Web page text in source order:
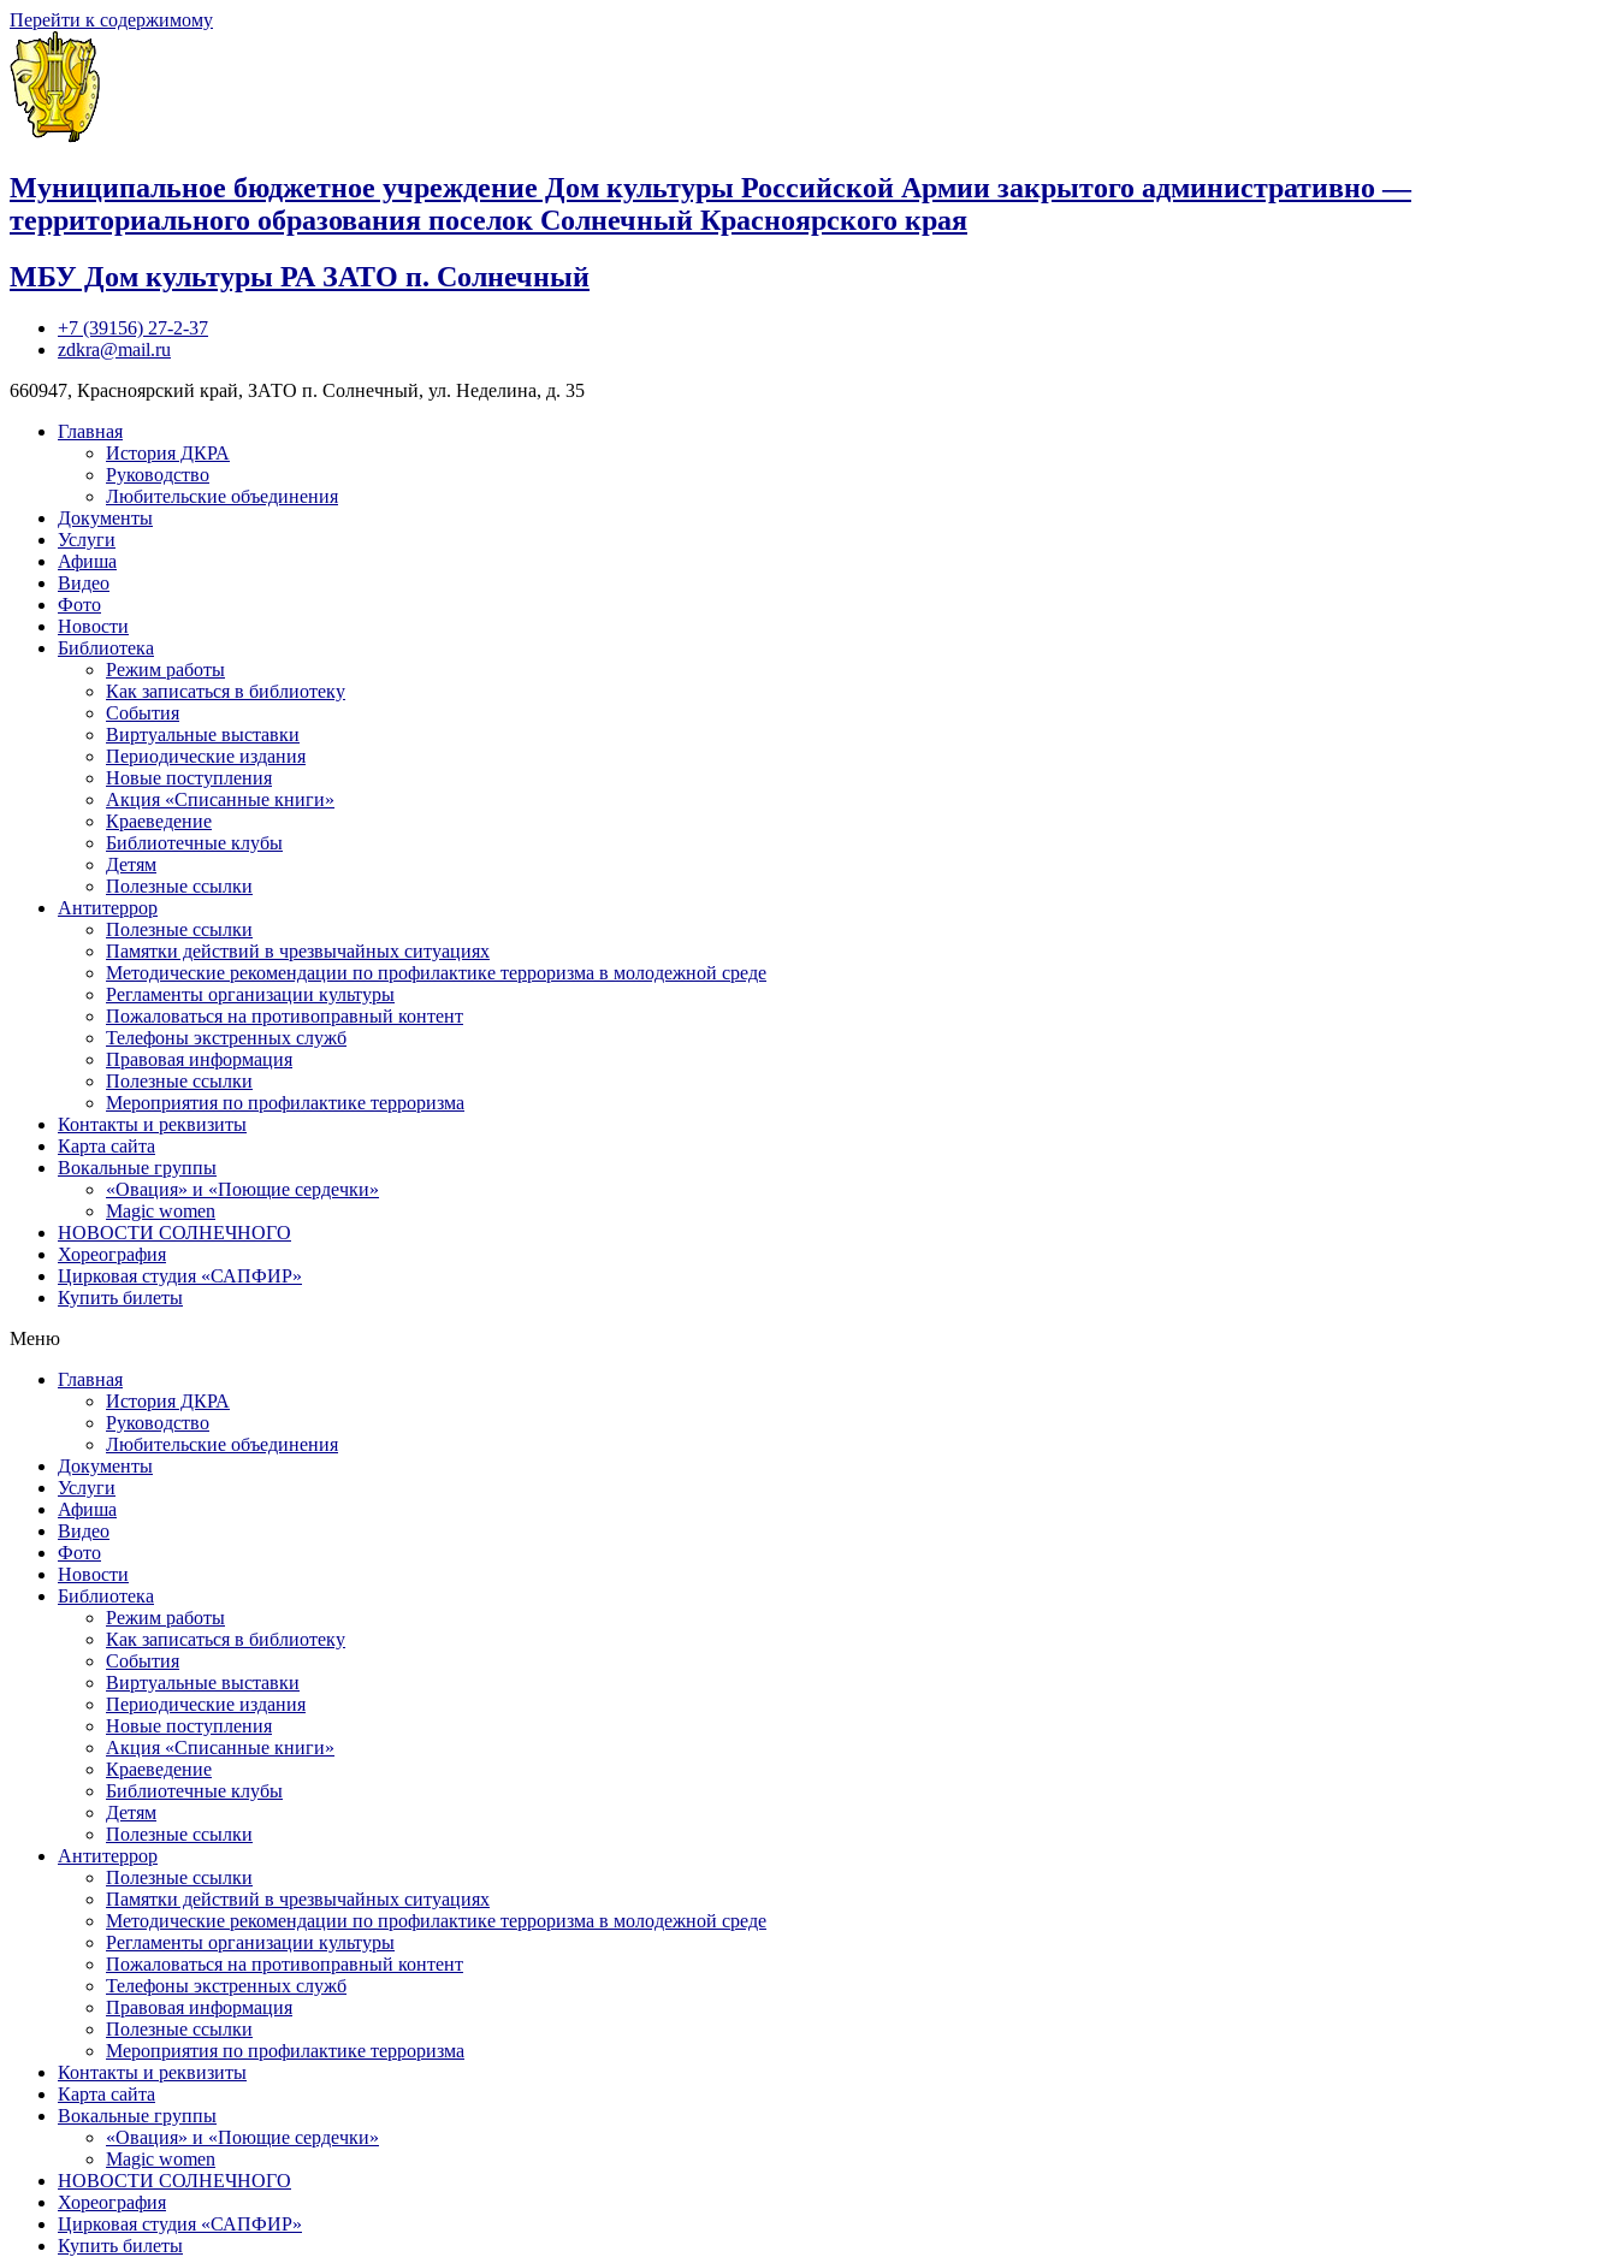
Перейти к содержимому
Муниципальное бюджетное учреждение Дом культуры Российской Армии закрытого административно —
территориального образования поселок Солнечный Красноярского края
МБУ Дом культуры РА ЗАТО п. Солнечный
+7 (39156) 27-2-37
zdkra@mail.ru
660947, Красноярский край, ЗАТО п. Солнечный, ул. Неделина, д. 35
Главная
История ДКРА
Руководство
Любительские объединения
Документы
Услуги
Афиша
Видео
Фото
Новости
Библиотека
Режим работы
Как записаться в библиотеку
События
Виртуальные выставки
Периодические издания
Новые поступления
Акция «Списанные книги»
Краеведение
Библиотечные клубы
Детям
Полезные ссылки
Антитеррор
Полезные ссылки
Памятки действий в чрезвычайных ситуациях
Методические рекомендации по профилактике терроризма в молодежной среде
Регламенты организации культуры
Пожаловаться на противоправный контент
Телефоны экстренных служб
Правовая информация
Полезные ссылки
Мероприятия по профилактике терроризма
Контакты и реквизиты
Карта сайта
Вокальные группы
«Овация» и «Поющие сердечки»
Magic women
НОВОСТИ СОЛНЕЧНОГО
Хореография
Цирковая студия «САПФИР»
Купить билеты
Меню
Главная
История ДКРА
Руководство
Любительские объединения
Документы
Услуги
Афиша
Видео
Фото
Новости
Библиотека
Режим работы
Как записаться в библиотеку
События
Виртуальные выставки
Периодические издания
Новые поступления
Акция «Списанные книги»
Краеведение
Библиотечные клубы
Детям
Полезные ссылки
Антитеррор
Полезные ссылки
Памятки действий в чрезвычайных ситуациях
Методические рекомендации по профилактике терроризма в молодежной среде
Регламенты организации культуры
Пожаловаться на противоправный контент
Телефоны экстренных служб
Правовая информация
Полезные ссылки
Мероприятия по профилактике терроризма
Контакты и реквизиты
Карта сайта
Вокальные группы
«Овация» и «Поющие сердечки»
Magic women
НОВОСТИ СОЛНЕЧНОГО
Хореография
Цирковая студия «САПФИР»
Купить билеты